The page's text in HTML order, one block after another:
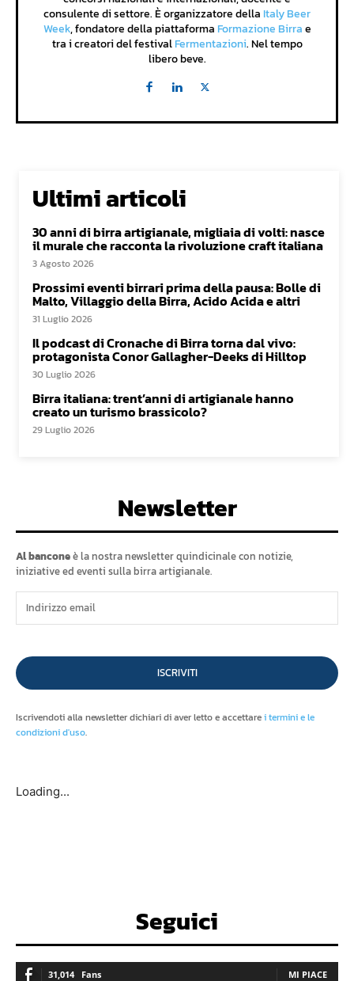
consulente di settore. È organizzatore della Italy Beer
Week, fondatore della piattaforma Formazione Birrae
tra i creatori del festivalFermentazioni. Nel tempo
libero beve.
Ultimi articoli
30 anni di birra artigianale, migliaia di volti: nasce
il murale che racconta la rivoluzione craft italiana
3 Agosto 2026
Prossimi eventi birrari prima della pausa: Bolle di
Malto, Villaggio della Birra, Acido Acida e altri
31 Luglio 2026
Il podcast di Cronache di Birra torna dal vivo:
protagonista Conor Gallagher-Deeks di Hilltop
30 Luglio 2026
Birra italiana: trent’anni di artigianale hanno
creato un turismo brassicolo?
29 Luglio 2026
Newsletter
Al banconeè la nostra newsletter quindicinale con notizie,
iniziative ed eventi sulla birra artigianale.
ISCRIVITI
Iscrivendoti alla newsletter dichiari di aver letto e accettarei termini e le
condizioni d'uso.
Loading...
Seguici
31,014 Fans MI PIACE